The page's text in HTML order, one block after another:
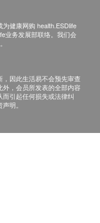
正在接受药物治
医生意见及指导
该疫苗注射，建
有关药物给医护
适合进行疫苗注
诊断或治疗用
及治疗。
健康网购 health.ESDlife
业务发展部联络。我们会
因此生活易不会预先审查
，会员所发表的全部内容
引起任何损失或法律纠
明。